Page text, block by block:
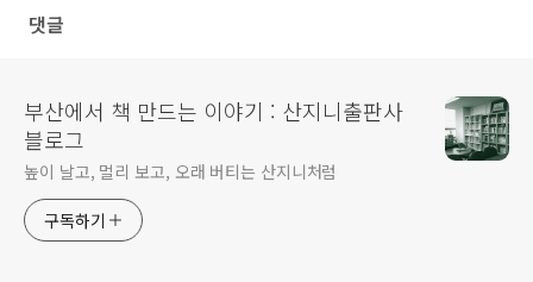
댓글
부산에서 책 만드는 이야기 : 산지니출판사
블로그
높이 날고, 멀리 보고, 오래 버티는 산지니처럼
구독하기